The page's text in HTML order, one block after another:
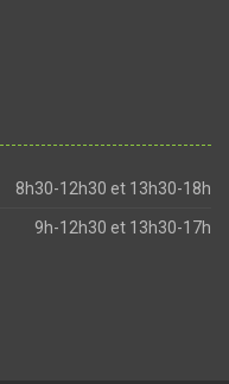
8h30-12h30 et 13h30-18h
9h-12h30 et 13h30-17h